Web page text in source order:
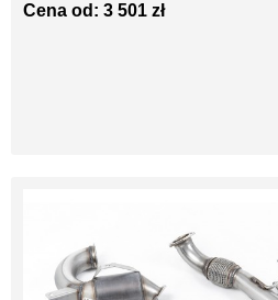
Cena od: 3 501 zł